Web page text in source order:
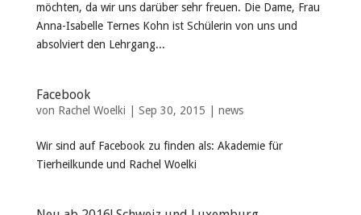
möchten, da wir uns darüber sehr freuen. Die Dame, Frau
Anna-Isabelle Ternes Kohn ist Schülerin von uns und
absolviert den Lehrgang...
Facebook
von Rachel Woelki Sep 30, 2015 news
Wir sind auf Facebook zu finden als: Akademie für
Tierheilkunde und Rachel Woelki